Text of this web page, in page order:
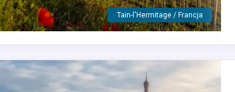
Mâcon / Francja